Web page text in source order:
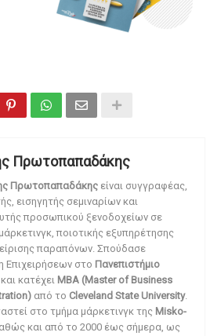
Πρωτοπαπαδάκης
Πρωτοπαπαδάκης είναι συγγραφέας,
εισηγητής σεμιναρίων και
προσωπικού ξενοδοχείων σε
ποιοτικής εξυπηρέτησης
παραπόνων. Σπούδασε
Επιχειρήσεων στο Πανεπιστήμιο
κατέχει MBA (Master of Business
από το Cleveland State University.
στο τμήμα μάρκετινγκ της Misko-
και από το 2000 έως σήμερα, ως